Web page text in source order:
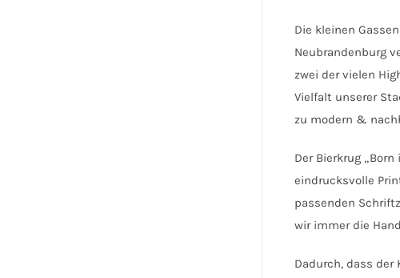
Die kleinen
Neubrandenburg
zwei der vielen
Vielfalt unserer
zu modern &
Der Bierkrug
eindrucksvolle
passenden
wir immer die
Dadurch, dass der